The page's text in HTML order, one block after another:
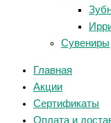
Сувениры
Главная
Акции
Сертификаты
Оплата и